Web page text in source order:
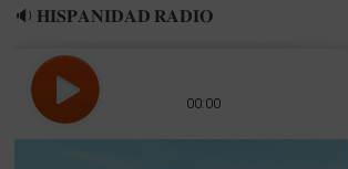
🔉 𝐇𝐈𝐒𝐏𝐀𝐍𝐈𝐃𝐀𝐃 𝐑𝐀𝐃𝐈𝐎